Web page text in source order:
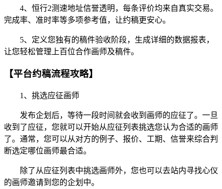
4、恒行2测速地址信誉透明，每条评价均来自真实交易。
完成率、准时率等多项参考值，让约稿更安心。
5、定义您独有的稿件验收阶段，生成详细的数据报表，
让您轻松管理上百位合作画师及稿件。
【平台约稿流程攻略】
1、挑选应征画师
发布企划后，等待一段时间就会收到画师的应征了。一旦
收到了应征，您就可以开始从应征列表挑选您认为合适的画师
了。通常，您可以从对方的例子、报价、工期、信誉来综合判
断选定哪位画师最合适。
除了从应征列表中挑选画师外，您也可以去站内寻找心仪
的画师邀请到您的企划中。